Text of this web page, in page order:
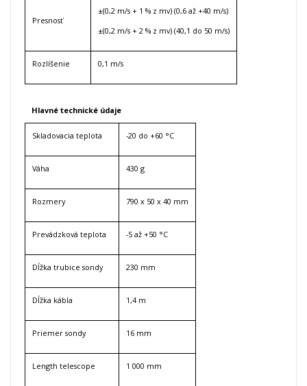
Presnosť
±(0,2 m/s + 1 % z mv) (0,6 až +40 m/s)
±(0,2 m/s + 2 % z mv) (40,1 do 50 m/s)
Rozlíšenie 0,1 m/s
Hlavné technické údaje
Skladovacia teplota -20 do +60 °C
Váha 430 g
Rozmery 790 x 50 x 40 mm
Prevádzková teplota -5 až +50 °C
Dĺžka trubice sondy 230 mm
Dĺžka kábla 1,4 m
Priemer sondy 16 mm
Length telescope 1 000 mm